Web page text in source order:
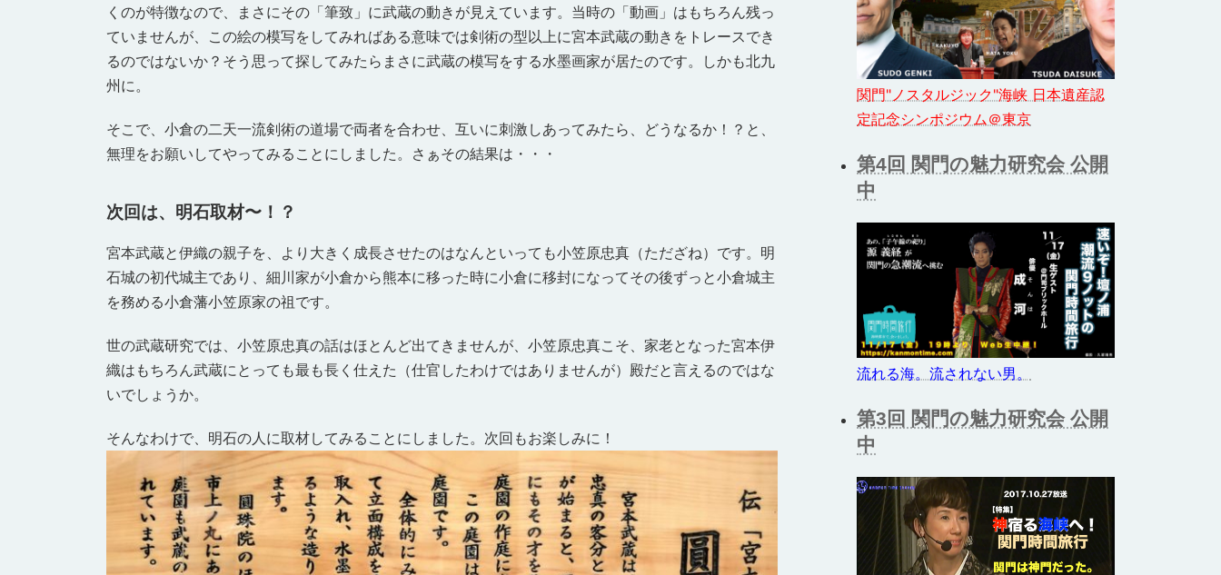
くのが特徴なので、まさにその「筆致」に武蔵の動きが見えています。当時の「動画」はもちろん残っ
ていませんが、この絵の模写をしてみればある意味では剣術の型以上に宮本武蔵の動きをトレースでき
るのではないか？そう思って探してみたらまさに武蔵の模写をする水墨画家が居たのです。しかも北九
州に。
そこで、小倉の二天一流剣術の道場で両者を合わせ、互いに刺激しあってみたら、どうなるか！？と、
無理をお願いしてやってみることにしました。さぁその結果は・・・
次回は、明石取材〜！？
宮本武蔵と伊織の親子を、より大きく成長させたのはなんといっても小笠原忠真（ただざね）です。明
石城の初代城主であり、細川家が小倉から熊本に移った時に小倉に移封になってその後ずっと小倉城主
を務める小倉藩小笠原家の祖です。
世の武蔵研究では、小笠原忠真の話はほとんど出てきませんが、小笠原忠真こそ、家老となった宮本伊
織はもちろん武蔵にとっても最も長く仕えた（仕官したわけではありませんが）殿だと言えるのではな
いでしょうか。
そんなわけで、明石の人に取材してみることにしました。次回もお楽しみに！
関門"ノスタルジック"海峡 日本遺産認
定記念シンポジウム＠東京
第4回 関門の魅力研究会 公開
中
流れる海。流されない男。
第3回 関門の魅力研究会 公開
中